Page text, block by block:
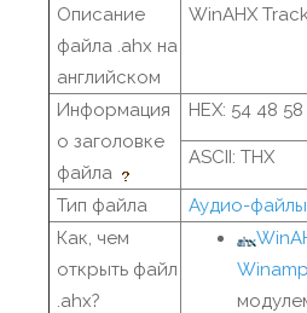
Описание
файла .ahx на
английском
WinAHX
Информация
о заголовке
файла
HEX: 54 48 58
ASCII: THX
Тип файла
Аудио-файлы
Как, чем
открыть файл
.ahx?
Winamp